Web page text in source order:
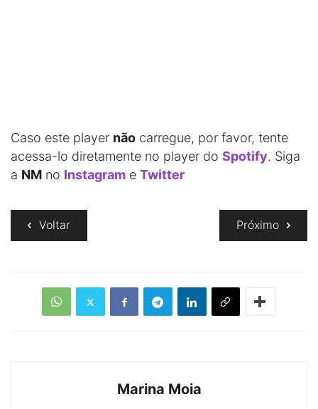
Caso este player não carregue, por favor, tente
acessa-lo diretamente no player do Spotify. Siga
a NM no Instagram e Twitter
Voltar Próximo
Marina Moia